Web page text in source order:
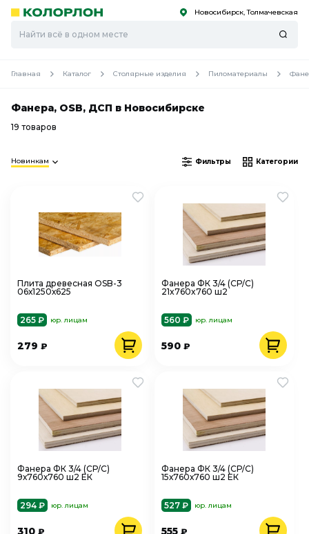
Скоро
Скоро Новосибирск, Толмачевская
Главная Каталог Столярные изделия Пиломатериалы
Фанера, OSB, ДСП в Новосибирске
19 товаров
Новинкам Фильтры Категории
Плита древесная OSB-3
06х1250х625
265 ₽ юр. лицам
279 ₽
Фанера ФК 3/4 (СР/С)
21x760x760 ш2
560 ₽ юр. лицам
590₽
Фанера ФК 3/4 (СР/С)
9х760х760 ш2 ЕК
294 ₽ юр. лицам
310 ₽
Фанера ФК 3/4 (СР/С)
15х760х760 ш2 ЕК
527 ₽ юр. лицам
555₽